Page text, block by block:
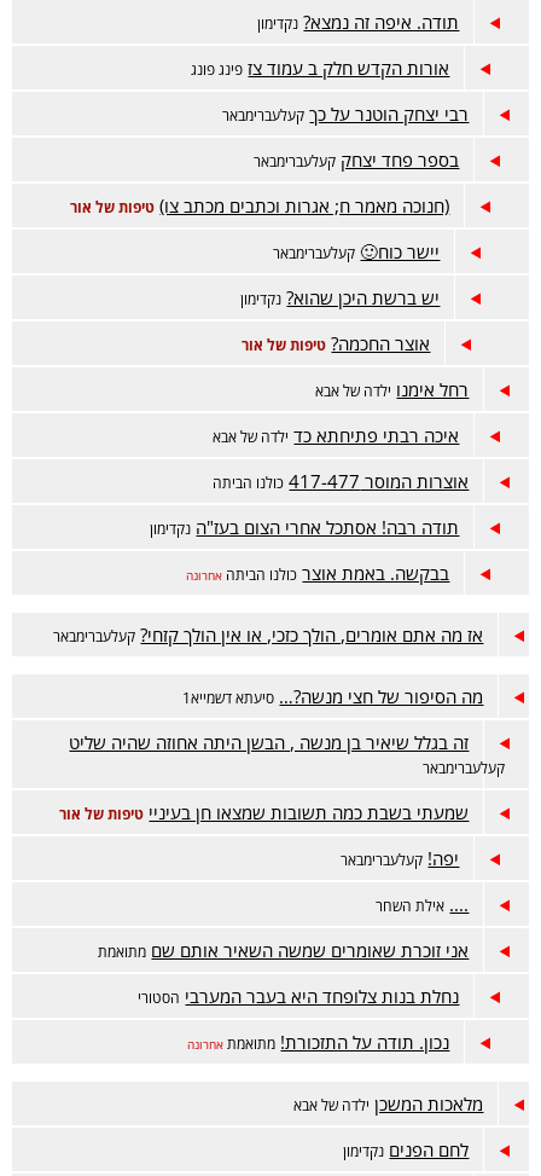
תודה. איפה זה נמצא? נקדימון
אורות הקדש חלק ב עמוד צז פינג פונג
רבי יצחק הוטנר על כך קעלעברימבאר
בספר פחד יצחק קעלעברימבאר
(חנוכה מאמר ח; אגרות וכתבים מכתב צו) טיפות של אור
יישר כוח🙂 קעלעברימבאר
יש ברשת היכן שהוא? נקדימון
אוצר החכמה? טיפות של אור
רחל אימנו ילדה של אבא
איכה רבתי פתיחתא כד ילדה של אבא
אוצרות המוסר 417-477 כולנו הביתה
תודה רבה! אסתכל אחרי הצום בעז"ה נקדימון
בבקשה. באמת אוצר כולנו הביתה אחרונה
אז מה אתם אומרים, הולך כזכי, או אין הולך קזחי? קעלעברימבאר
מה הסיפור של חצי מנשה?… סיעתא דשמייא1
זה בגלל שיאיר בן מנשה , הבשן היתה אחוזה שהיה שליט
קעלעברימבאר
שמעתי בשבת כמה תשובות שמצאו חן בעיניי טיפות של אור
יפה! קעלעברימבאר
.... אילת השחר
אני זוכרת שאומרים שמשה השאיר אותם שם מתואמת
נחלת בנות צלופחד היא בעבר המערבי הסטורי
נכון. תודה על התזכורת! מתואמת אחרונה
מלאכות המשכן ילדה של אבא
לחם הפנים נקדימון